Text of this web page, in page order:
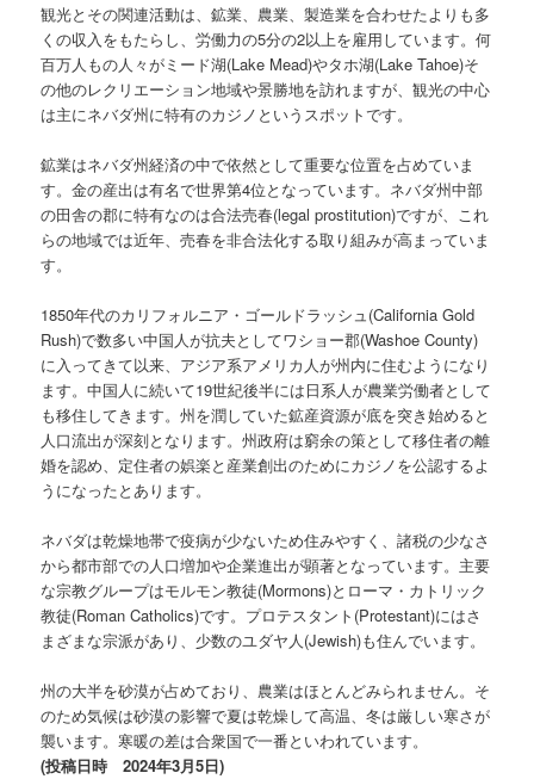
観光とその関連活動は、鉱業、農業、製造業を合わせたよりも多
くの収入をもたらし、労働力の5分の2以上を雇用しています。何
百万人もの人々がミード湖(Lake Mead)やタホ湖(Lake Tahoe)そ
の他のレクリエーション地域や景勝地を訪れますが、観光の中心
は主にネバダ州に特有のカジノというスポットです。
鉱業はネバダ州経済の中で依然として重要な位置を占めていま
す。金の産出は有名で世界第4位となっています。ネバダ州中部
の田舎の郡に特有なのは合法売春(legal prostitution)ですが、これ
らの地域では近年、売春を非合法化する取り組みが高まっていま
す。
1850年代のカリフォルニア・ゴールドラッシュ(California Gold
Rush)で数多い中国人が抗夫としてワショー郡(Washoe County)
に入ってきて以来、アジア系アメリカ人が州内に住むようになり
ます。中国人に続いて19世紀後半には日系人が農業労働者として
も移住してきます。州を潤していた鉱産資源が底を突き始めると
人口流出が深刻となります。州政府は窮余の策として移住者の離
婚を認め、定住者の娯楽と産業創出のためにカジノを公認するよ
うになったとあります。
ネバダは乾燥地帯で疫病が少ないため住みやすく、諸税の少なさ
から都市部での人口増加や企業進出が顕著となっています。主要
な宗教グループはモルモン教徒(Mormons)とローマ・カトリック
教徒(Roman Catholics)です。プロテスタント(Protestant)にはさ
まざまな宗派があり、少数のユダヤ人(Jewish)も住んでいます。
州の大半を砂漠が占めており、農業はほとんどみられません。そ
のため気候は砂漠の影響で夏は乾燥して高温、冬は厳しい寒さが
襲います。寒暖の差は合衆国で一番といわれています。
(投稿日時 2024年3月5日)